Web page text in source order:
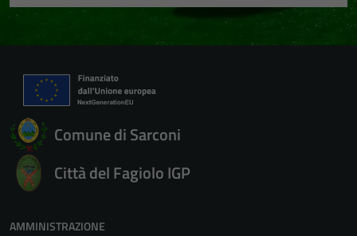
Comune di Sarconi
Città del Fagiolo IGP
AMMINISTRAZIONE